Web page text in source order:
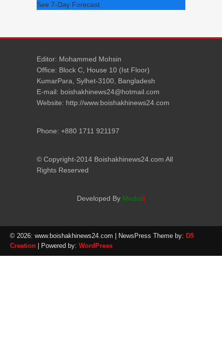
See 7-Day Forecast
Editor: Mohammed Mohsin
Office: Block C, House 10 (Ist Floor)
KumarPara, Sylhet-3100, Bangladesh
E-mail: boishakhinews24@hotmail.com
Website: http://www.boishakhinews24.com
Phone: +880 1711 921197
© Copyright-2014 Boishakhinews24.com All
Rights Reserved
Developed By Mediait
© 2026: www.boishakhinews24.com | NewsPress Theme by: D5
Creation | Powered by: WordPress